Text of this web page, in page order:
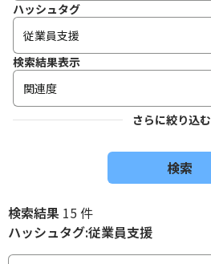
ハッシュタグ
検索結果表示
関連度
さらに絞り込む
検索
検索結果 15 件
ハッシュタグ:従業員支援